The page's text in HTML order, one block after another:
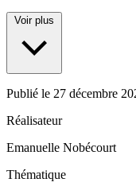
Voir plus
Publié le 27 décembre
Réalisateur
Emanuelle Nobécourt
Thématique